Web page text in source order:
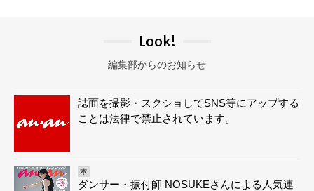
Look!
編集部からのお知らせ
誌面を撮影・スクショしてSNS等にアップする
ことは法律で禁止されています。
本
ダンサー・振付師 NOSUKEさんによる人気連